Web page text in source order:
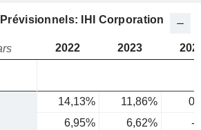
IHI Corporation
2022 2023
14,13% 11,86%
6,95% 6,62%
-